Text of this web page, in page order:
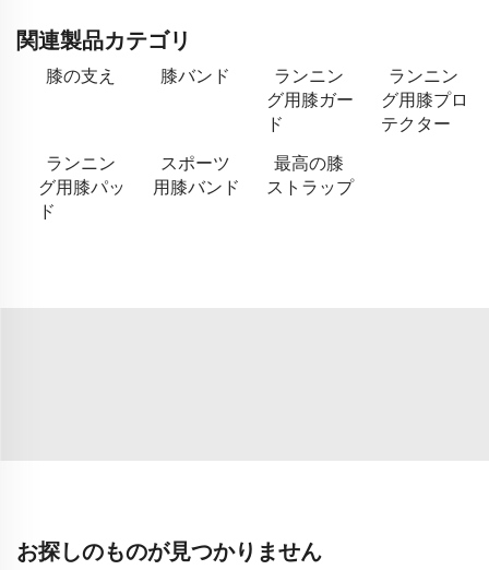
関連製品カテゴリ
膝の支え 膝バンド
ランニン
グ用膝ガー
ド
ランニン
グ用膝プロ
テクター
ランニン
グ用膝パッ
ド
スポーツ
用膝バンド
最高の膝
ストラップ
お探しのものが見つかりません